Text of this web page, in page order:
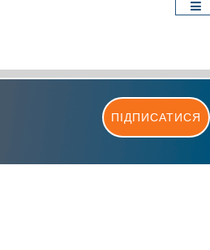
ПІДПИСАТИСЯ